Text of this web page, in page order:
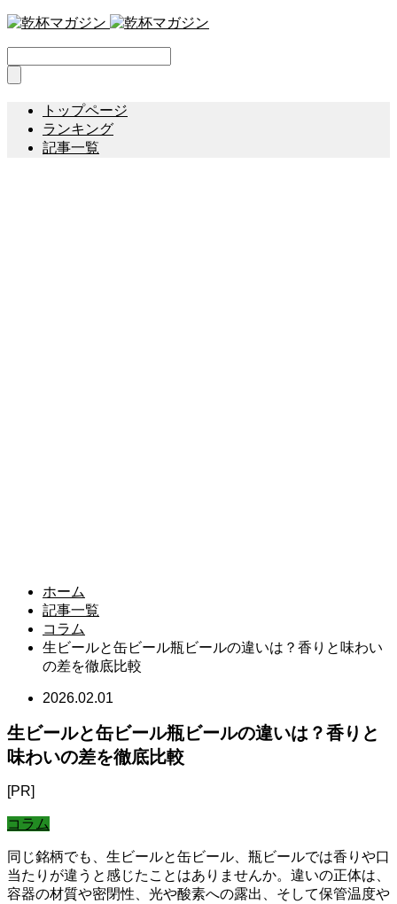
トップページ
ランキング
記事一覧
ホーム
記事一覧
コラム
生ビールと缶ビール瓶ビールの違いは？香りと味わい
の差を徹底比較
2026.02.01
生ビールと缶ビール瓶ビールの違いは？香りと
味わいの差を徹底比較
[PR]
コラム
同じ銘柄でも、生ビールと缶ビール、瓶ビールでは香りや口
当たりが違うと感じたことはありませんか。違いの正体は、
容器の材質や密閉性、光や酸素への露出、そして保管温度や